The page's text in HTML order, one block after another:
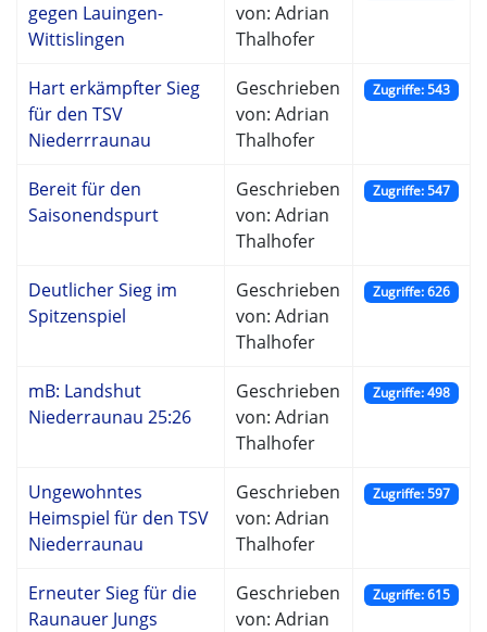
gegen Lauingen-
Wittislingen
von: Adrian
Thalhofer
Hart erkämpfter Sieg
für den TSV
Niederrraunau
Geschrieben
von: Adrian
Thalhofer
Zugriffe: 543
Bereit für den
Saisonendspurt
Geschrieben
von: Adrian
Thalhofer
Zugriffe: 547
Deutlicher Sieg im
Spitzenspiel
Geschrieben
von: Adrian
Thalhofer
Zugriffe: 626
mB: Landshut
Niederraunau 25:26
Geschrieben
von: Adrian
Thalhofer
Zugriffe: 498
Ungewohntes
Heimspiel für den TSV
Niederraunau
Geschrieben
von: Adrian
Thalhofer
Zugriffe: 597
Erneuter Sieg für die
Raunauer Jungs
Geschrieben
von: Adrian
Zugriffe: 615